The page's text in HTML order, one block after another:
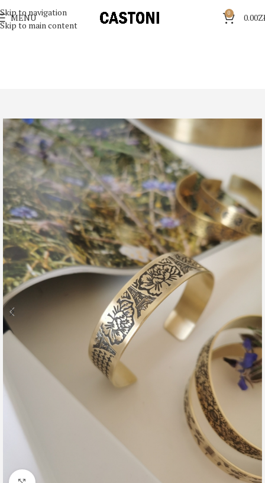
Skip to navigation
Skip to main content
MENU 0 0.00